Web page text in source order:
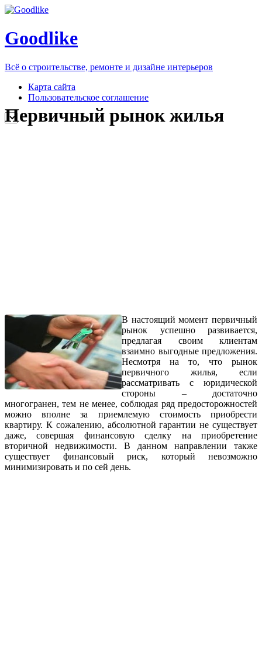
Goodlike
Всё о строительстве, ремонте и дизайне интерьеров
Карта сайта
Пользовательское соглашение
Первичный рынок жилья
В настоящий момент первичный
рынок успешно развивается,
предлагая своим клиентам
взаимно выгодные предложения.
Несмотря на то, что рынок
первичного жилья, если
рассматривать с юридической
стороны – достаточно
многогранен, тем не менее, соблюдая ряд предосторожностей
можно вполне за приемлемую стоимость приобрести
квартиру. К сожалению, абсолютной гарантии не существует
даже, совершая финансовую сделку на приобретение
вторичной недвижимости. В данном направлении также
существует финансовый риск, который невозможно
минимизировать и по сей день.